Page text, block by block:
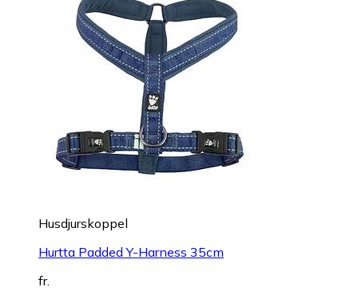
Husdjurskoppel
Hurtta Padded Y-Harness 35cm
fr.